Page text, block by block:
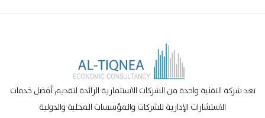
تعد شركة التقنية واحدة من الشركات الاستثمارية الرائدة لتقديم أفضل خدمات
الاستشارات الإدارية للشركات والمؤسسات المحلية والدولية